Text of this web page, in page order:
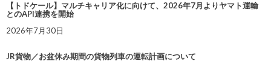
【トドケール】マルチキャリア化に向けて、2026年7月よりヤマト運輸
とのAPI連携を開始
2026年7月30日
JR貨物／お盆休み期間の貨物列車の運転計画について